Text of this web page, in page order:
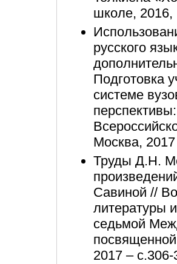
школе,
русского
Подготовка
системе
Москва,
Труды Д.Н.
Савиной //
литературы
седьмой
2017 – с.306-